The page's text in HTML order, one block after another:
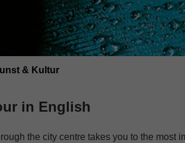
& Kultur
in English
the city centre takes you to the most